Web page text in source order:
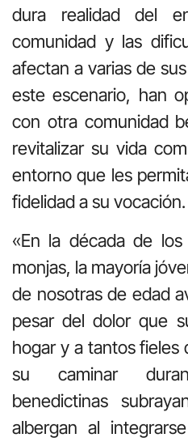
dura realidad del
comunidad y las
afectan a varias de
este escenario, han
con otra comunidad
revitalizar su vida
entorno que les
fidelidad a su vocación.
«En la década de
monjas, la mayoría
de nosotras de edad
pesar del dolor que
hogar y a tantos fieles
su caminar
benedictinas
albergan al